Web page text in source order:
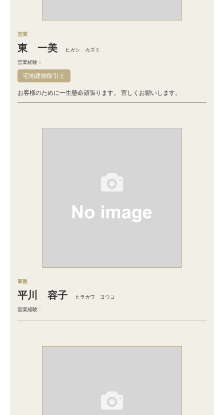
営業
東 一美 ヒガシ カズミ
営業経験：
宅地建物取引士
お客様のために一生懸命頑張ります。 宜しくお願いします。
事務
平川 容子 ヒラカワ ヨウコ
営業経験：